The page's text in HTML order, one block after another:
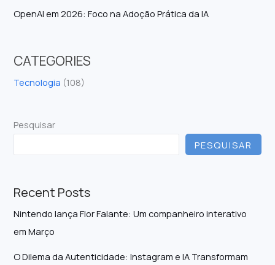
OpenAI em 2026: Foco na Adoção Prática da IA
CATEGORIES
Tecnologia (108)
Pesquisar
PESQUISAR
Recent Posts
Nintendo lança Flor Falante: Um companheiro interativo
em Março
O Dilema da Autenticidade: Instagram e IA Transformam